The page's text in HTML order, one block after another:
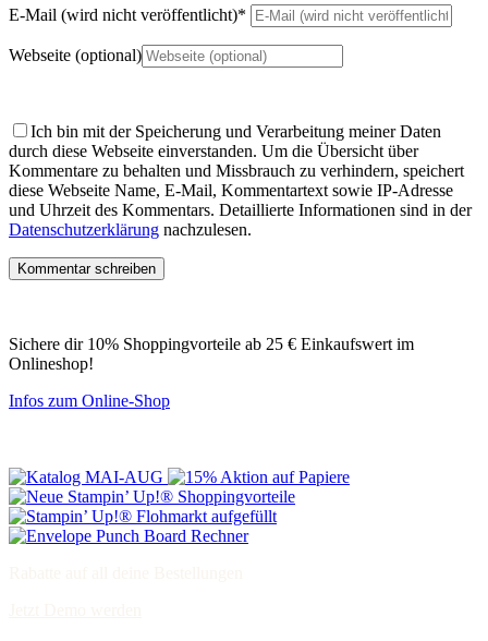
E-Mail (wird nicht veröffentlicht)*
Webseite (optional)
Ich bin mit der Speicherung und Verarbeitung meiner Daten
durch diese Webseite einverstanden. Um die Übersicht über
Kommentare zu behalten und Missbrauch zu verhindern, speichert
diese Webseite Name, E-Mail, Kommentartext sowie IP-Adresse
und Uhrzeit des Kommentars. Detaillierte Informationen sind in der
Datenschutzerklärung nachzulesen.
Sichere dir 10% Shoppingvorteile ab 25 € Einkaufswert im
Onlineshop!
Infos zum Online-Shop